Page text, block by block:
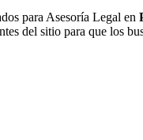
para Asesoría Legal en
del sitio para que los